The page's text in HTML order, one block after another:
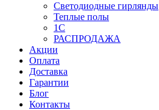
Светодиодные гирлянды
Теплые полы
1С
РАСПРОДАЖА
Акции
Оплата
Доставка
Гарантии
Блог
Контакты